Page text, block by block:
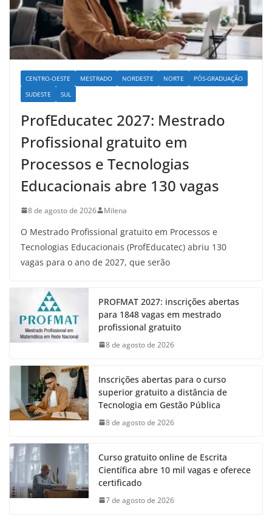
CENTRO-OESTE MESTRADO NORDESTE NORTE
PÓS-GRADUAÇÃO
SUDESTE
SUL
ProfEducatec 2027: Mestrado
Profissional gratuito em
Processos e Tecnologias
Educacionais abre 130 vagas
8 de agosto de 2026 Milena
O Mestrado Profissional gratuito em Processos e
Tecnologias Educacionais (ProfEducatec) abriu 130
vagas para o ano de 2027, que serão
PROFMAT 2027: inscrições abertas
para 1848 vagas em mestrado
profissional gratuito
8 de agosto de 2026
Inscrições abertas para o curso
superior gratuito a distância de
Tecnologia em Gestão Pública
8 de agosto de 2026
Curso gratuito online de Escrita
Científica abre 10 mil vagas e oferece
certificado
7 de agosto de 2026